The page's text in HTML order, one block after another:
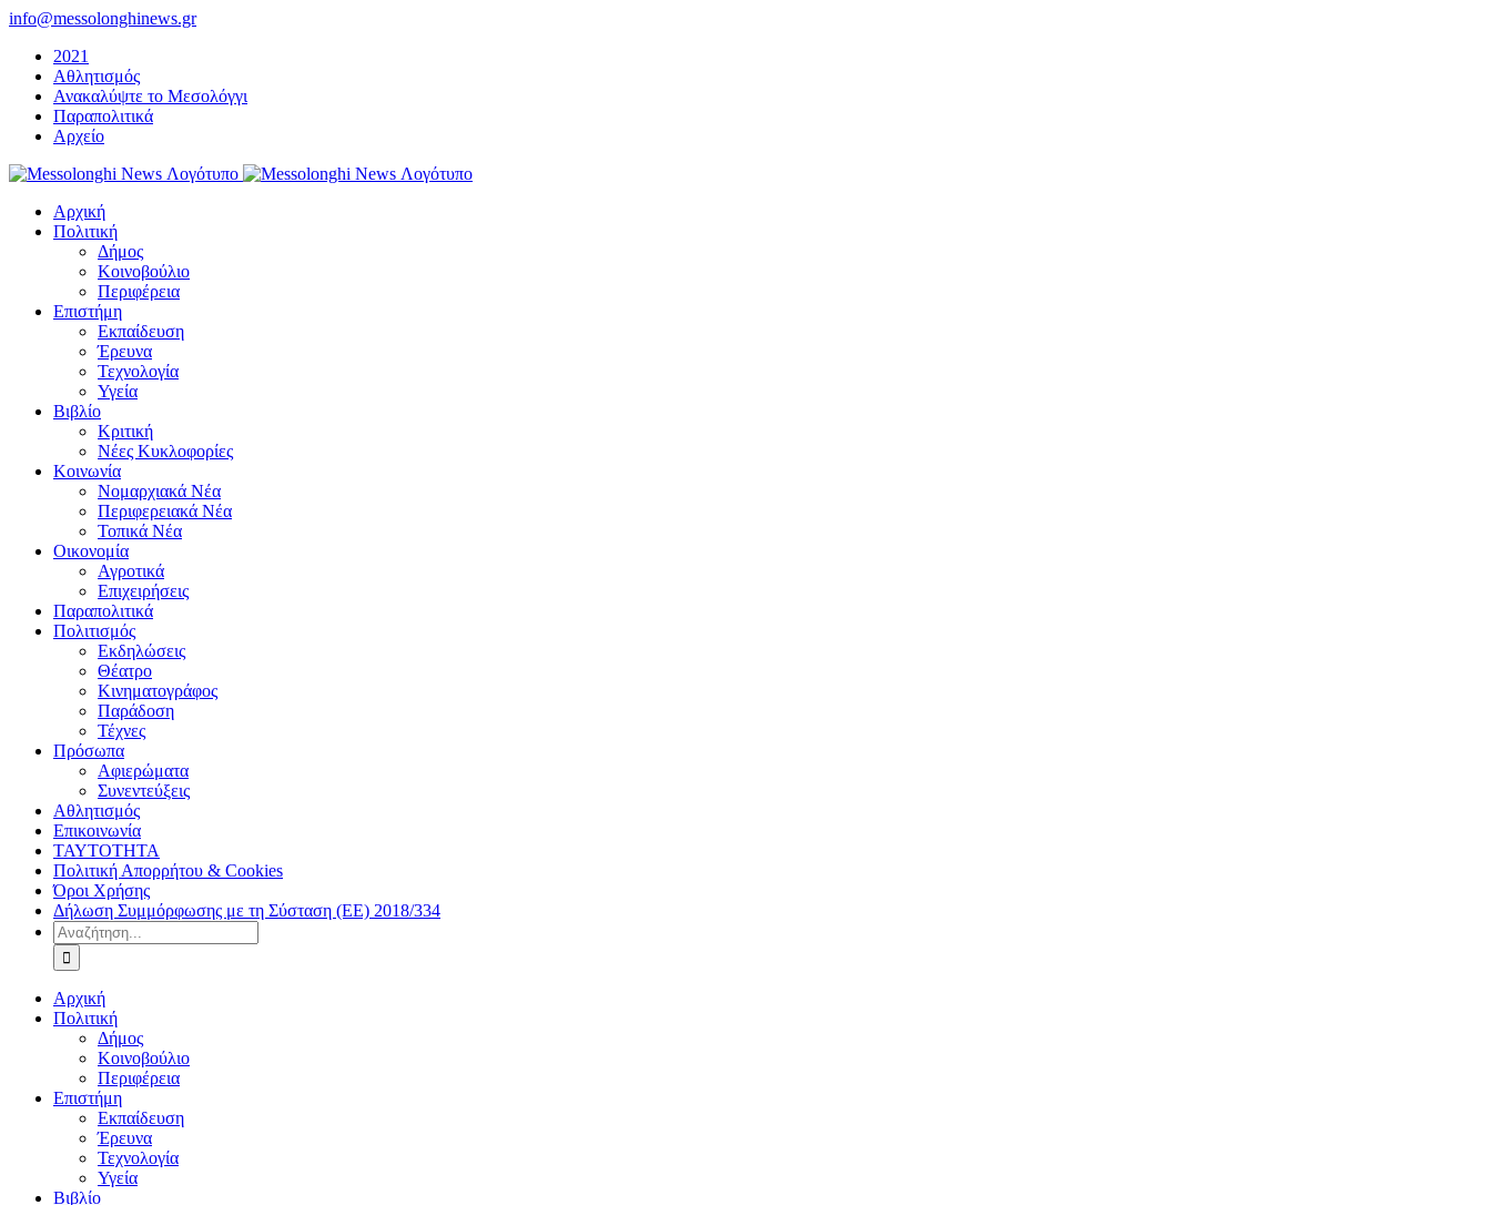
Μετάβαση
περιεχόμενο
info@messolonghinews.gr
2021
Αθλητισμός
Ανακαλύψτε το Μεσολόγγι
Παραπολιτικά
Αρχείο
Αρχική
Πολιτική
Δήμος
Κοινοβούλιο
Περιφέρεια
Επιστήμη
Εκπαίδευση
Έρευνα
Τεχνολογία
Υγεία
Βιβλίο
Κριτική
Νέες Κυκλοφορίες
Κοινωνία
Νομαρχιακά Νέα
Περιφερειακά Νέα
Τοπικά Νέα
Οικονομία
Αγροτικά
Επιχειρήσεις
Παραπολιτικά
Πολιτισμός
Εκδηλώσεις
Θέατρο
Κινηματογράφος
Παράδοση
Τέχνες
Πρόσωπα
Αφιερώματα
Συνεντεύξεις
Αθλητισμός
Επικοινωνία
ΤΑΥΤΟΤΗΤΑ
Πολιτική Απορρήτου & Cookies
Όροι Χρήσης
Δήλωση Συμμόρφωσης με τη Σύσταση (ΕΕ) 2018/334
Αναζήτηση
για:
Αρχική
Πολιτική
Δήμος
Κοινοβούλιο
Περιφέρεια
Επιστήμη
Εκπαίδευση
Έρευνα
Τεχνολογία
Υγεία
Βιβλίο